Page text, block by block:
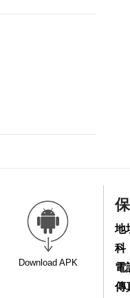
Download APK
地
科
電
傳